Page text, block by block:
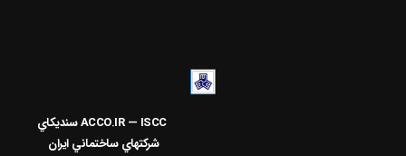
ACCO.IR — ISCC
سنديکاي
شرکتهاي ساختماني ايران